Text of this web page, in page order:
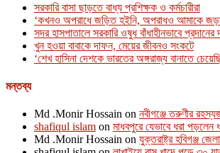
সরকারি বাসা ছাড়তে বাধ্য প্রশিক্ষক ও কর্মচারীরা
‘কখনও অপরাধে জড়িত হইনি, অপরাধও আমাকে
সদর হাসপাতালে সরকারি ওষুধ বাঁধাহীনভাবে প্রদানের
খুন হওয়া বাবাকে দাফন, মেয়ের জীবনও সংকটে
‘শেখ হাসিনা দেশকে ভারতের অঙ্গরাজ্য বানাতে
মন্তব্য
Md .Monir Hossain on নবীগঞ্জে তরুণীর
shafiqul islam on মাধবপুরে যেভাবে ধরা
Md .Monir Hossain on যুক্তরাষ্ট্র হবিগঞ্জ